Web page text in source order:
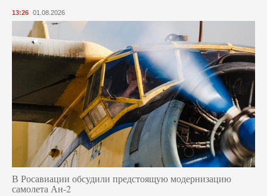
13:26 01.08.2026
В Росавиации обсудили предстоящую модернизацию
самолета Ан-2